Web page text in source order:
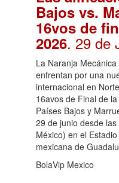
Bajos vs.
16vos de
2026. 29 de
La Naranja
enfrentan por una
internacional en
16avos de Final de
Países Bajos y
29 de junio desde
México) en el
mexicana de
BolaVip Mexico